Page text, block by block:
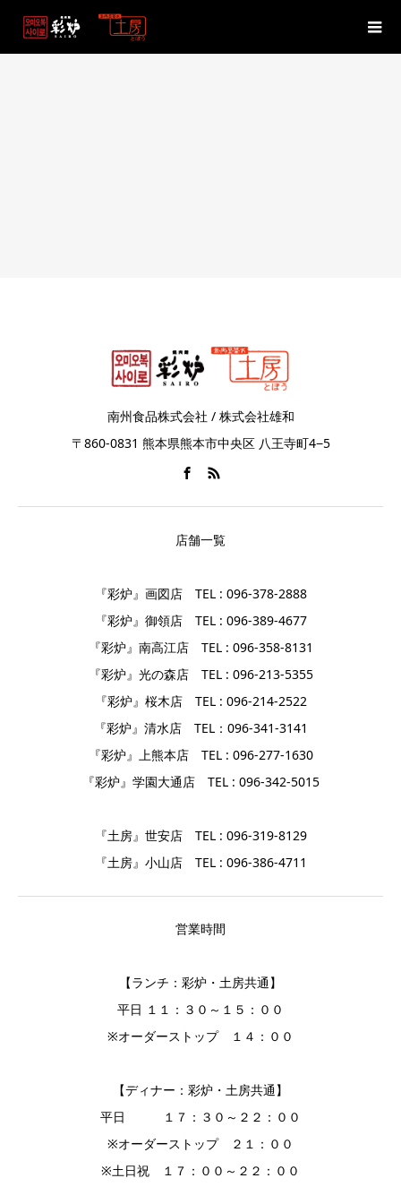
南州食品株式会社 / 株式会社雄和
〒860-0831 熊本県熊本市中央区 八王寺町4−5
店舗一覧
『彩炉』画図店 TEL : 096-378-2888
『彩炉』御領店 TEL : 096-389-4677
『彩炉』南高江店 TEL : 096-358-8131
『彩炉』光の森店 TEL : 096-213-5355
『彩炉』桜木店 TEL : 096-214-2522
『彩炉』清水店 TEL：096-341-3141
『彩炉』上熊本店 TEL : 096-277-1630
『彩炉』学園大通店 TEL : 096-342-5015
『土房』世安店 TEL : 096-319-8129
『土房』小山店 TEL : 096-386-4711
営業時間
【ランチ：彩炉・土房共通】
平日 １１：３０～１５：００
※オーダーストップ １４：００
【ディナー：彩炉・土房共通】
平日 １７：３０～２２：００
※オーダーストップ ２１：００
※土日祝 １７：００～２２：００